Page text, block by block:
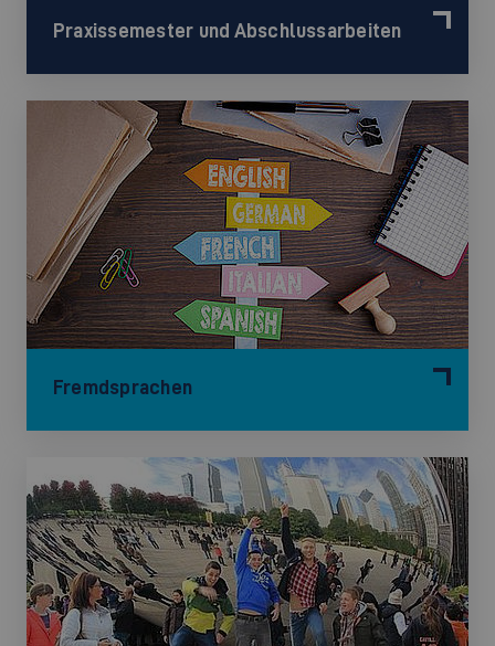
Praxissemester und Abschlussarbeiten
Fremdsprachen